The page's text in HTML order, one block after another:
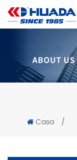
Casa /